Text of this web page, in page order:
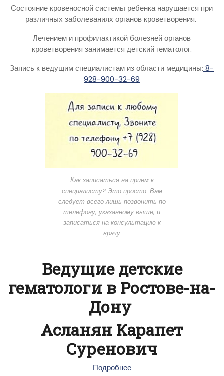
Состояние кровеносной системы ребенка нарушается при
различных заболеваниях органов кроветворения.
Лечением и профилактикой болезней органов
кроветворения занимается детский гематолог.
Запись к ведущим специалистам из области медицины: 8-
928-900-32-69
Как записаться на прием к
специалисту? Это просто. Вам
следует всего лишь позвонить по
телефону, указанному выше, и
записаться на консультацию к
врачу
Ведущие детские
гематологи в Ростове-на-
Дону
Асланян Карапет
Суренович
Подробнее